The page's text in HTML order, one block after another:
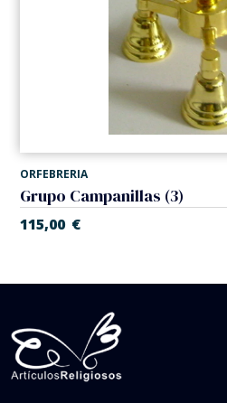
ORFEBRERIA
Grupo Campanillas (3)
115,00 €